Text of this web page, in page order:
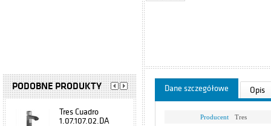
PODOBNE PRODUKTY
Tres Cuadro
1.07.107.02.DA
Dane szczegółowe Opis
Producent
Tres